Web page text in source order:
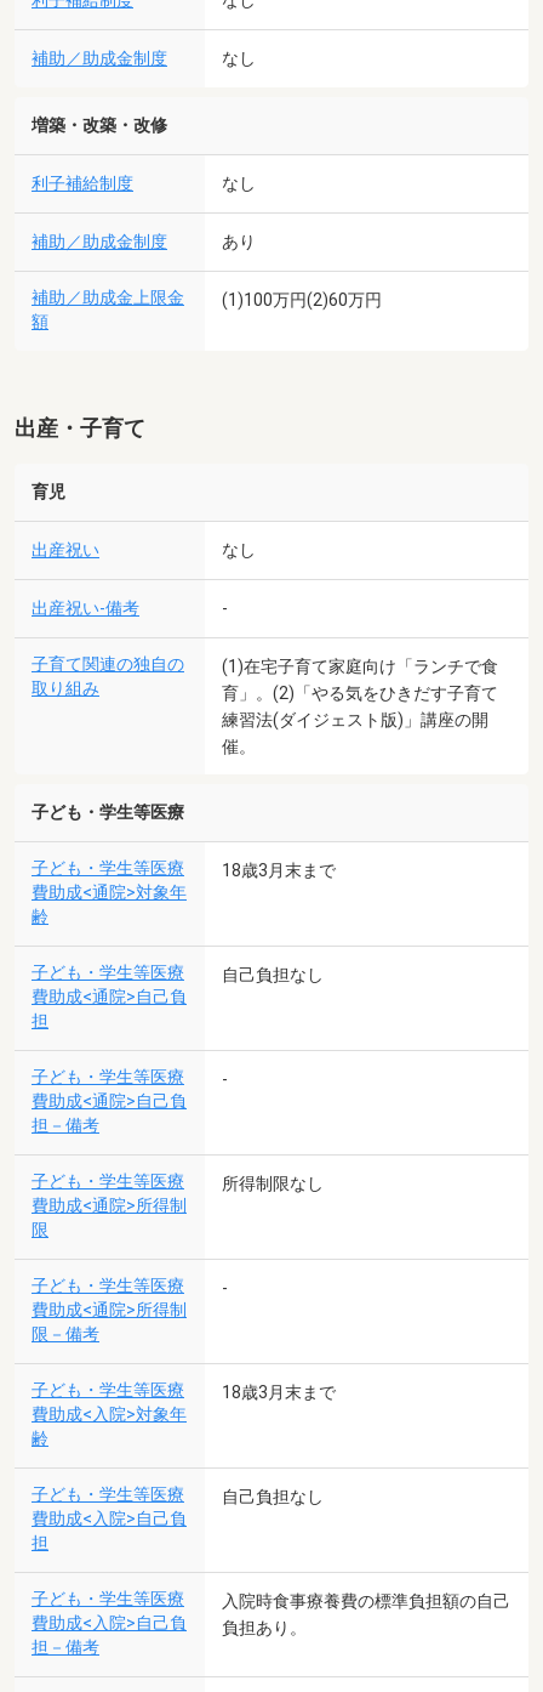
補助／助成金制度 なし
増築・改築・改修
利子補給制度 なし
補助／助成金制度 あり
補助／助成金上限金
額
(1)100万円(2)60万円
出産・子育て
育児
出産祝い なし
出産祝い-備考 -
子育て関連の独自の
取り組み
(1)在宅子育て家庭向け「ランチで食
育」。(2)「やる気をひきだす子育て
練習法(ダイジェスト版)」講座の開
催。
子ども・学生等医療
子ども・学生等医療
費助成<通院>対象年
齢
18歳3月末まで
子ども・学生等医療
費助成<通院>自己負
担
自己負担なし
子ども・学生等医療
費助成<通院>自己負
担－備考
-
子ども・学生等医療
費助成<通院>所得制
限
所得制限なし
子ども・学生等医療
費助成<通院>所得制
限－備考
-
子ども・学生等医療
費助成<入院>対象年
齢
18歳3月末まで
子ども・学生等医療
費助成<入院>自己負
担
自己負担なし
子ども・学生等医療
費助成<入院>自己負
担－備考
入院時食事療養費の標準負担額の自己
負担あり。